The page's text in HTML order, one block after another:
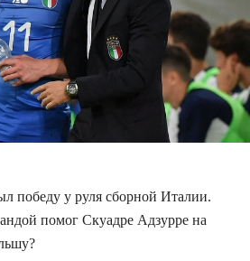
победу у руля сборной Италии.
помог Скуадре Адзурре на